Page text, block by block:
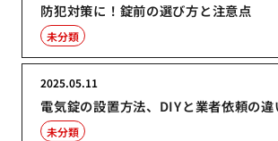
防犯対策に！錠前の選び方と注意点
未分類
電気錠の設置方法、DIYと業者依頼の違
2025.05.11
未分類